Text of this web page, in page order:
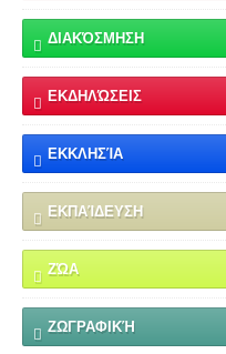
ΔΙΑΚΌΣΜΗΣΗ
ΕΚΔΗΛΏΣΕΙΣ
ΕΚΚΛΗΣΊΑ
ΕΚΠΑΊΔΕΥΣΗ
ΖΏΑ
ΖΩΓΡΑΦΙΚΉ